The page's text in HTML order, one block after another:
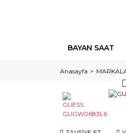
BAYAN SAAT
Anasayfa